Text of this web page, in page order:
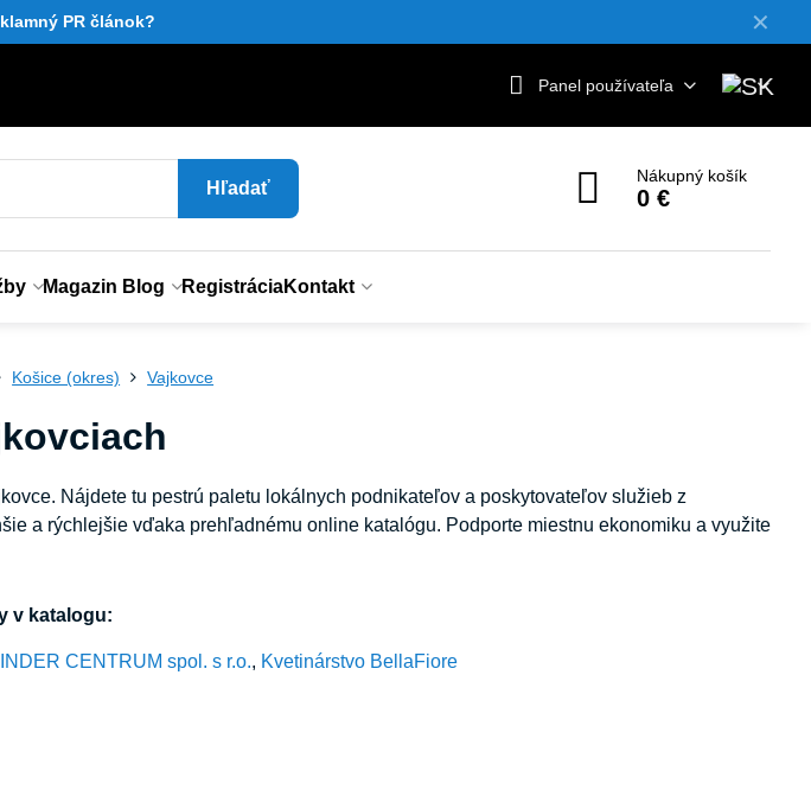
✕
PR článok?
Panel používateľa
Hľadať
Nákupný košík
0 €
Magazin Blog RegistráciaKontakt
Košice (okres) Vajkovce
Nájdete tu pestrú paletu lokálnych podnikateľov a poskytovateľov služieb z
a rýchlejšie vďaka prehľadnému online katalógu. Podporte miestnu ekonomiku a využite
v katalogu:
CENTRUM spol. s r.o., Kvetinárstvo BellaFiore